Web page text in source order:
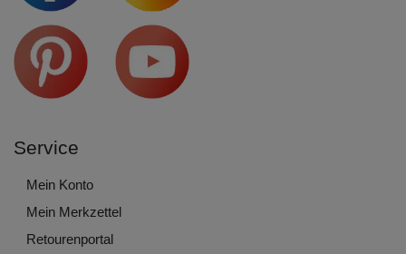
Service
Mein Konto
Mein Merkzettel
Retourenportal